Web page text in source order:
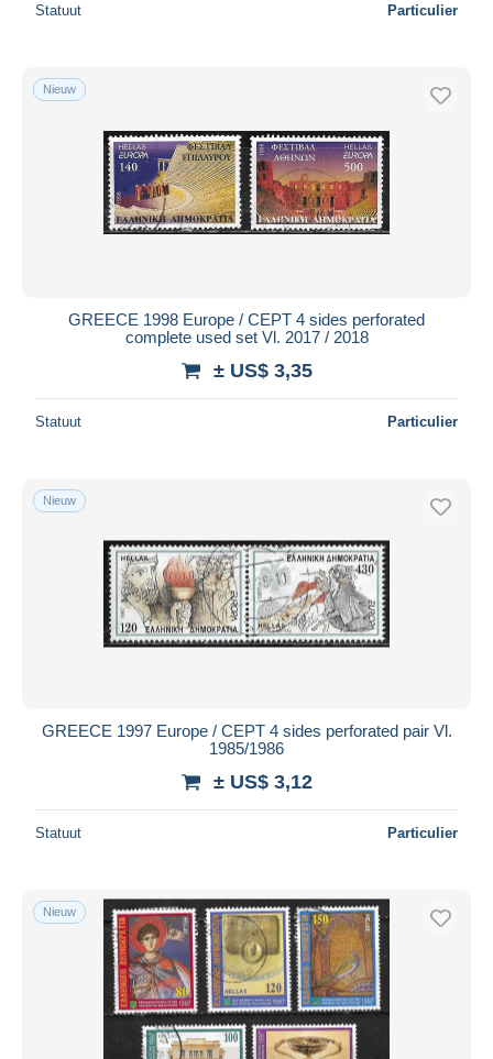
Statuut Particulier
Nieuw
GREECE 1998 Europe / CEPT 4 sides perforated
complete used set Vl. 2017 / 2018
± US$ 3,35
Statuut Particulier
Nieuw
GREECE 1997 Europe / CEPT 4 sides perforated pair Vl.
1985/1986
± US$ 3,12
Statuut Particulier
Nieuw